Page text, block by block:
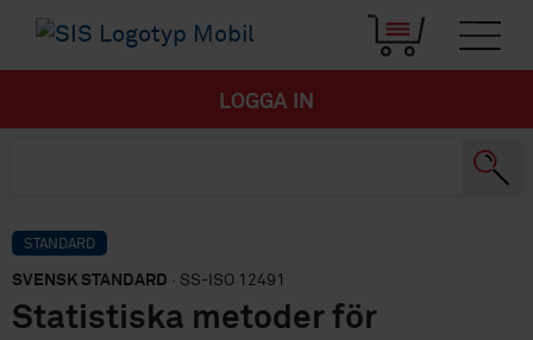
LOGGA IN
STANDARD
SVENSK STANDARD · SS-ISO 12491
Statistiska metoder för